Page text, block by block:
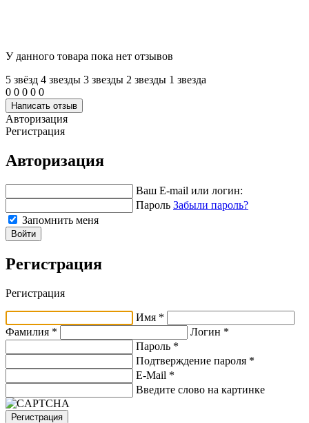
У данного товара пока нет отзывов
5 звёзд 4 звeзды 3 звeзды 2 звeзды 1 звeзда
0 0 0 0 0
Написать отзыв
Авторизация
Регистрация
Авторизация
Ваш E-mail или логин:
Пароль Забыли пароль?
Запомнить меня
Войти
Регистрация
Регистрация
Имя *
Фамилия *
Логин *
Пароль *
Подтверждение пароля *
E-Mail *
Введите слово на картинке
Регистрация